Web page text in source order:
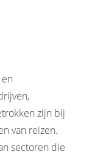
zijn bij
van reizen.
sectoren die